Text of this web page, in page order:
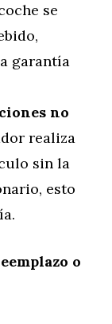
se
garantía
no
realiza
sin la
esto
o